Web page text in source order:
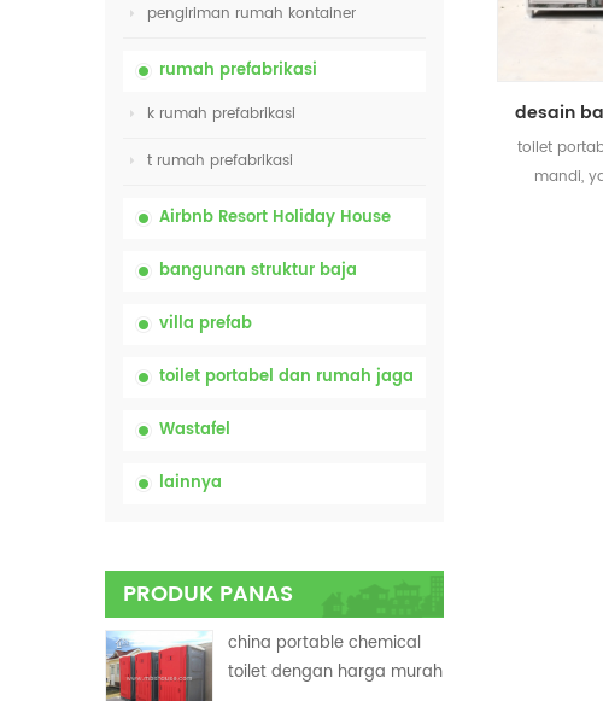
pengiriman rumah kontainer
rumah prefabrikasi
k rumah prefabrikasi
t rumah prefabrikasi
Airbnb Resort Holiday House
bangunan struktur baja
villa prefab
toilet portabel dan rumah jaga
Wastafel
lainnya
PRODUK PANAS
china portable chemical
toilet dengan harga murah
toilet
mandi,